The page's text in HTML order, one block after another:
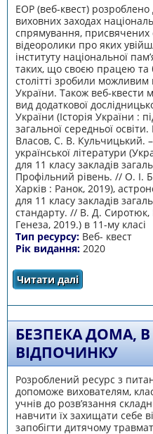
ЕОР (веб-квест)
виховних заходах
спрямування, присвячених
відеоролики про яких
інституту національної
таких, що своєю працею та
столітті зробили
України. Також веб-квести
вид додаткової
України (Історія України :
загальної середньої
Власов, С. В. Кульчицький.
української літератури
для 11 класу закладів
Профільний рівень. // О. І.
Харків : Ранок, 2019),
для 11 класу закладів
стандарту. // В. Д.
Генеза, 2019.) в 11-му класі
Тип ресурсу: Веб- квест
Рік видання: 2020
Читати далі
БЕЗПЕКА ДОМА,
ВІДПОЧИНКУ
Розроблений ресурс з
допоможе вихователям,
учнів до розв’язання
навчити їх захищати себе
запобігти дитячому